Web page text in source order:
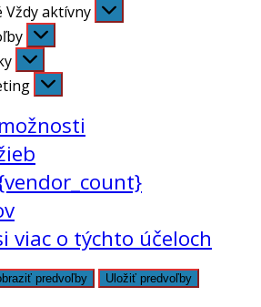
Vždy aktívny
viac o týchto účeloch
predvoľby Uložiť predvoľby